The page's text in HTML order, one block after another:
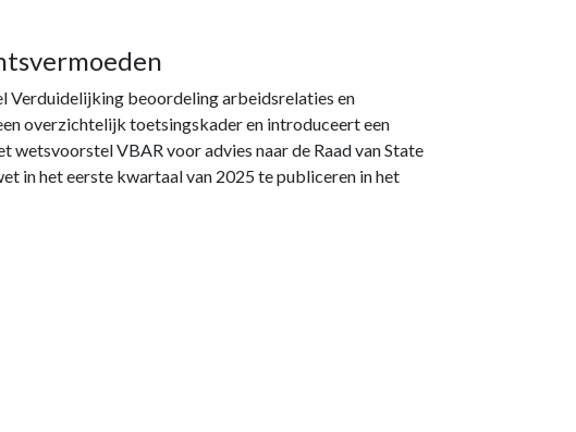
Verduidelijking beoordeling arbeidsrelaties en
overzichtelijk toetsingskader en introduceert een
wetsvoorstel VBAR voor advies naar de Raad van State
in het eerste kwartaal van 2025 te publiceren in het